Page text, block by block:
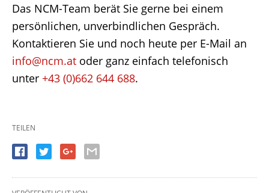
Das NCM-Team berät Sie gerne bei einem
persönlichen, unverbindlichen Gespräch.
Kontaktieren Sie und noch heute per E-Mail an
info@ncm.at oder ganz einfach telefonisch
unter +43 (0)662 644 688.
TEILEN